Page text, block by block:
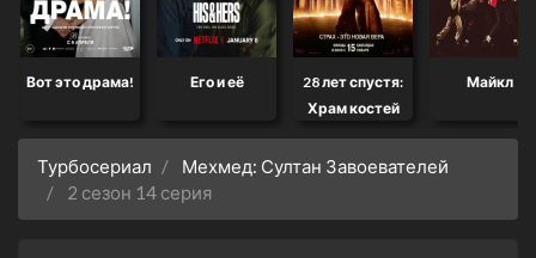
Вот это драма! Его и её
28 лет спустя:
Храм костей
Майкл
Турбосериал
Мехмед: Султан Завоевателей
2 сезон 14 серия